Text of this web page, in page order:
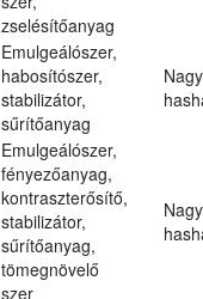
zselésítőanyag
Emulgeálószer,
habosítószer,
stabilizátor,
sűrítőanyag
Emulgeálószer,
fényezőanyag,
kontraszterősítő,
stabilizátor,
sűrítőanyag,
tömegnövelő
szer